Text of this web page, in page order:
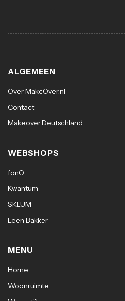
ALGEMEEN
Over MakeOver.nl
Contact
Makeover Deutschland
WEBSHOPS
fonQ
Kwantum
SKLUM
Leen Bakker
MENU
Home
Woonruimte